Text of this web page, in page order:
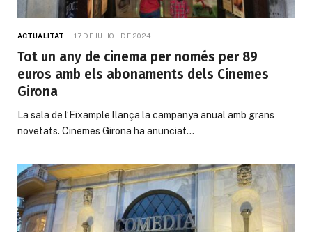
ACTUALITAT 17 DE JULIOL DE 2024
Tot un any de cinema per només per 89
euros amb els abonaments dels Cinemes
Girona
La sala de l’Eixample llança la campanya anual amb grans
novetats. Cinemes Girona ha anunciat…